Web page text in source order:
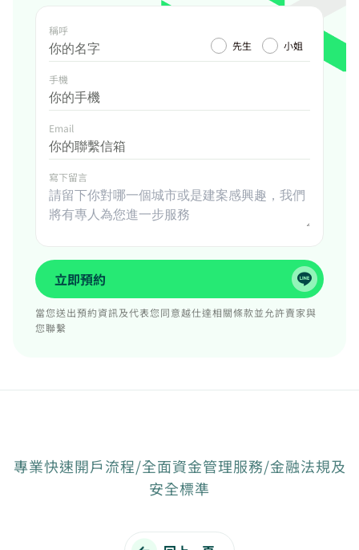
稱呼
先生
小姐
手機
Email
寫下留言
立即預約
當您送出預約資訊及代表您同意越仕達相關條款並允許賣家與
您聯繫
專業快速開戶流程/全面資金管理服務/金融法規及
安全標準